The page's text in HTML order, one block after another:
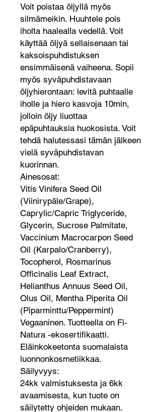
Voit poistaa öljyllä myös
silmämeikin. Huuhtele pois
iholta haalealla vedellä. Voit
käyttää öljyä sellaisenaan tai
kaksoispuhdistuksen
ensimmäisenä vaiheena. Sopii
myös syväpuhdistavaan
öljyhierontaan: levitä puhtaalle
iholle ja hiero kasvoja 10min,
jolloin öljy liuottaa
epäpuhtauksia huokosista. Voit
tehdä halutessasi tämän jälkeen
vielä syväpuhdistavan
kuorinnan.
Ainesosat:
Vitis Vinifera Seed Oil
(Viinirypäle/Grape),
Caprylic/Capric Triglyceride,
Glycerin, Sucrose Palmitate,
Vaccinium Macrocarpon Seed
Oil (Karpalo/Cranberry),
Tocopherol, Rosmarinus
Officinalis Leaf Extract,
Helianthus Annuus Seed Oil,
Olus Oil, Mentha Piperita Oil
(Piparminttu/Peppermint)
Vegaaninen. Tuotteella on Fi-
Natura -ekosertifikaatti.
Eläinkokeetonta suomalaista
luonnonkosmetiikkaa.
Säilyvyys:
24kk valmistuksesta ja 6kk
avaamisesta, kun tuote on
säilytetty ohjeiden mukaan.